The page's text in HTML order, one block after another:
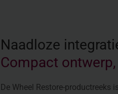
Naadloze
Compact
De Wheel Restore-